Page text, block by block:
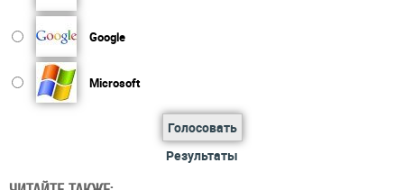
Google
Microsoft
Голосовать
Результаты